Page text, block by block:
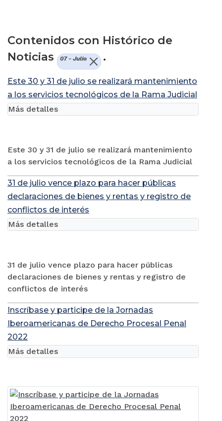
Contenidos con Histórico de
Noticias
07 - Julio .
Este 30 y 31 de julio se realizará mantenimiento
a los servicios tecnológicos de la Rama Judicial
Este 30 y 31 de julio se realizará mantenimiento
a los servicios tecnológicos de la Rama Judicial
Más detalles
31 de julio vence plazo para hacer públicas
declaraciones de bienes y rentas y registro de
conflictos de interés
31 de julio vence plazo para hacer públicas
declaraciones de bienes y rentas y registro de
conflictos de interés
Más detalles
Inscríbase y participe de la Jornadas
Iberoamericanas de Derecho Procesal Penal
2022
Más detalles